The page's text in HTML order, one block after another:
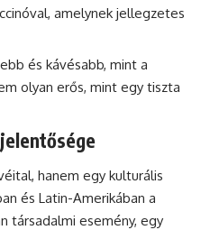
amelynek jellegzetes
és kávésabb, mint a
olyan erős, mint egy tiszta
hanem egy kulturális
és Latin-Amerikában a
társadalmi esemény, egy